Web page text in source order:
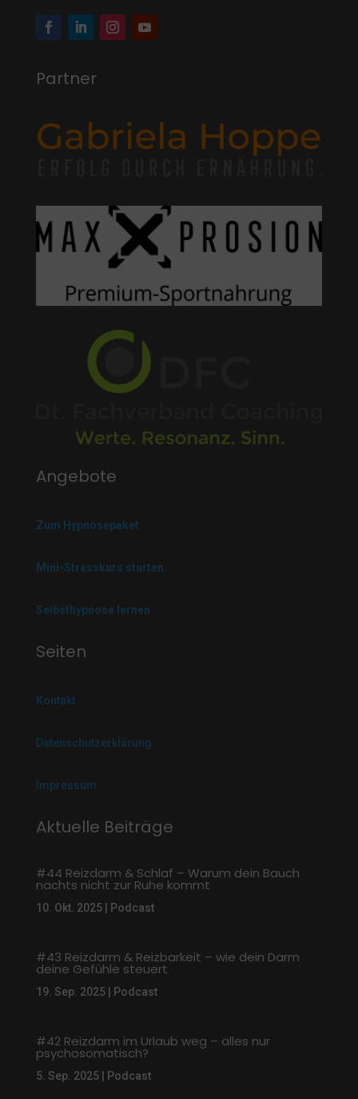
Partner
Angebote
Zum Hypnosepaket
Mini-Stresskurs starten
Selbsthypnose lernen
Seiten
Kontakt
Datenschutzerklärung
Impressum
Aktuelle Beiträge
#44 Reizdarm & Schlaf – Warum dein Bauch
nachts nicht zur Ruhe kommt
10. Okt. 2025| Podcast
#43 Reizdarm & Reizbarkeit – wie dein Darm
deine Gefühle steuert
19. Sep. 2025| Podcast
#42 Reizdarm im Urlaub weg – alles nur
psychosomatisch?
5. Sep. 2025| Podcast